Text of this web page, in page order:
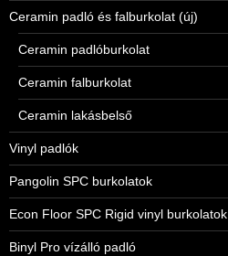
Ceramin padló és falburkolat (új)
Ceramin padlóburkolat
Ceramin falburkolat
Ceramin lakásbelső
Vinyl padlók
Pangolin SPC burkolatok
Econ Floor SPC Rigid vinyl burkolatok
Binyl Pro vízálló padló